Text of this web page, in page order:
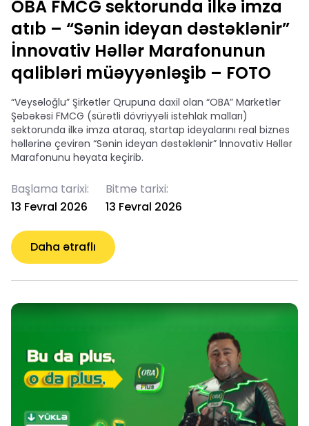
OBA FMCG sektorunda ilkə imza
atıb – “Sənin ideyan dəstəklənir”
İnnovativ Həllər Marafonunun
qalibləri müəyyənləşib – FOTO
“Veysəloğlu” Şirkətlər Qrupuna daxil olan “OBA” Marketlər
Şəbəkəsi FMCG (sürətli dövriyyəli istehlak malları)
sektorunda ilkə imza ataraq, startap ideyalarını real biznes
həllərinə çevirən “Sənin ideyan dəstəklənir” İnnovativ Həllər
Marafonunu həyata keçirib.
Başlama tarixi:
13 Fevral 2026
Bitmə tarixi:
13 Fevral 2026
Daha ətraflı